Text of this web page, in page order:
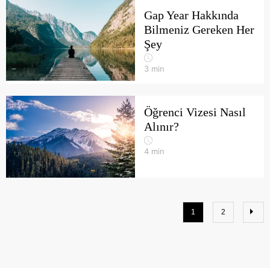
Gap Year Hakkında
Bilmeniz Gereken Her
Şey
3 min
Öğrenci Vizesi Nasıl
Alınır?
4 min
1 2